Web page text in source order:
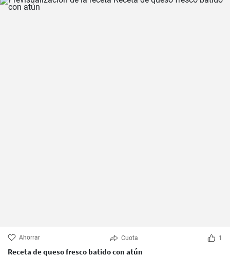
Ahorrar Cuota 1
Receta de queso fresco batido con atún